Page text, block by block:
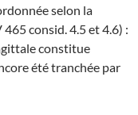
selon la
consid. 4.5 et 4.6) :
constitue
été tranchée par